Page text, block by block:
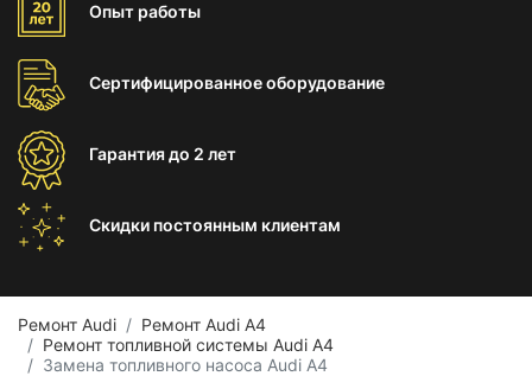
Опыт работы
Сертифицированноеоборудование
Гарантиядо 2 лет
Скидки постоянным клиентам
Ремонт Audi
Ремонт Audi A4
Ремонт топливной системы Audi A4
Замена топливного насоса Audi A4